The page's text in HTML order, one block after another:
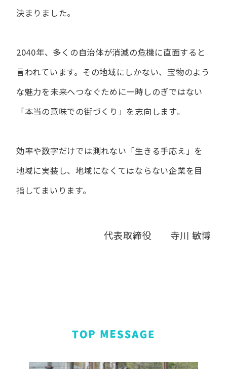
決まりました。
2040年、多くの自治体が消滅の危機に直面すると
言われています。 その地域にしかない、宝物のよう
な魅力を未来へつなぐために一時しのぎではない
「本当の意味での街づくり」を志向します。
効率や数字だけでは測れない「生きる手応え」を
地域に実装し、地域になくてはならない企業を目
指してまいります。
代表取締役 寺川 敏博